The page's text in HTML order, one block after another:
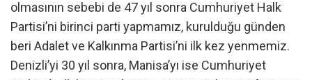
olmasının sebebi de 47 yıl sonra Cumhuriyet Halk
Partisi’ni birinci parti yapmamız, kurulduğu günden
beri Adalet ve Kalkınma Partisi’ni ilk kez yenmemiz.
Denizli’yi 30 yıl sonra, Manisa’yı ise Cumhuriyet